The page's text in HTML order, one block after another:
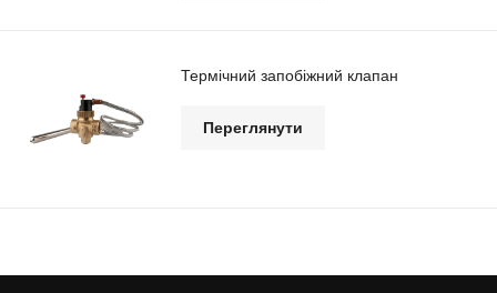
Термічний запобіжний клапан
Переглянути